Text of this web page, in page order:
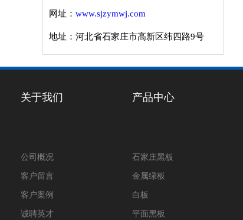
网址： www.sjzymwj.com
地址：河北省石家庄市高新区纬四路9号
关于我们
公司概况
客户留言
客户案例
诚聘英才
产品中心
石家庄黑板
金属绿板
白板
平面黑板